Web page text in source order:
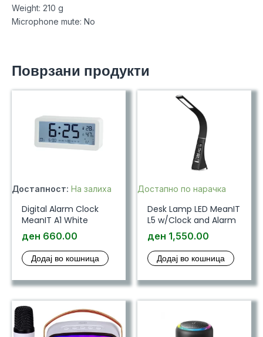
Weight: 210 g
Microphone mute: No
Поврзани продукти
Достапност: На залиха
Digital Alarm Clock
MeanIT A1 White
ден 660.00
Додај во кошница
Достапно по нарачка
Desk Lamp LED MeanIT
L5 w/Clock and Alarm
ден 1,550.00
Додај во кошница